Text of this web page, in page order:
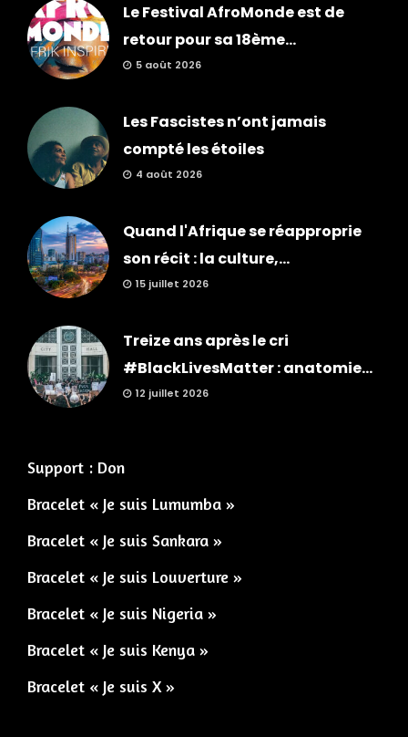
Le Festival AfroMonde est de
retour pour sa 18ème...
5 août 2026
Les Fascistes n’ont jamais
compté les étoiles
4 août 2026
Quand l'Afrique se réapproprie
son récit : la culture,...
15 juillet 2026
Treize ans après le cri
#BlackLivesMatter : anatomie...
12 juillet 2026
Support : Don
Bracelet « Je suis Lumumba »
Bracelet « Je suis Sankara »
Bracelet « Je suis Louverture »
Bracelet « Je suis Nigeria »
Bracelet « Je suis Kenya »
Bracelet « Je suis X »